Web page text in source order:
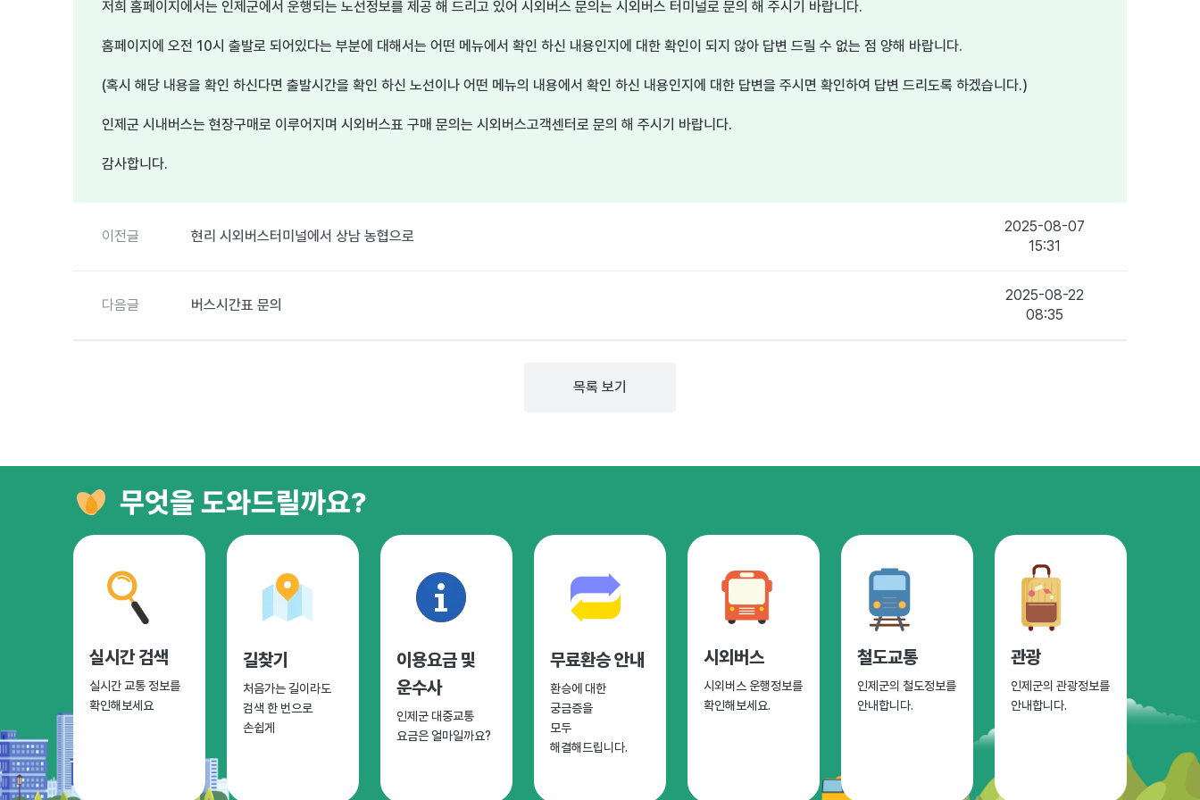
저희 홈페이지에서는 인제군에서 운행되는 노선정보를 제공 해 드리고 있어 시외버스 문의는 시외버스 터미널로 문의 해 주시기 바랍니다.
홈페이지에 오전 10시 출발로 되어있다는 부분에 대해서는 어떤 메뉴에서 확인 하신 내용인지에 대한 확인이 되지 않아 답변 드릴 수 없는 점 양해 바랍니다.
(혹시 해당 내용을 확인 하신다면 출발시간을 확인 하신 노선이나 어떤 메뉴의 내용에서 확인 하신 내용인지에 대한 답변을 주시면 확인하여 답변 드리도록 하겠습니다.)
인제군 시내버스는 현장구매로 이루어지며 시외버스표 구매 문의는 시외버스고객센터로 문의 해 주시기 바랍니다.
감사합니다.
이전글 현리 시외버스터미널에서 상남 농협으로
2025-08-07
15:31
다음글 버스시간표 문의
2025-08-22
08:35
목록 보기
무엇을 도와드릴까요?
실시간 검색
실시간 교통 정보를
확인해보세요
길찾기
처음가는 길이라도
검색 한 번으로
손쉽게
이용요금 및
운수사
인제군 대중교통
요금은 얼마일까요?
무료환승 안내
환승에 대한
궁금증을
모두
해결해드립니다.
시외버스
시외버스 운행정보를
확인해보세요.
철도교통
인제군의 철도정보를
안내합니다.
관광
인제군의 관광정보를
안내합니다.